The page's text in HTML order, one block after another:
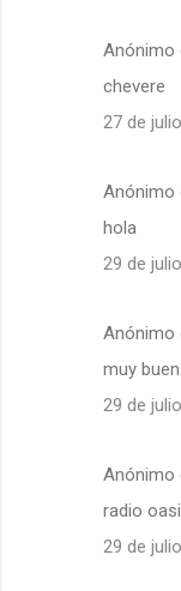
Anónimo
chevere
27 de
Anónimo
hola
29 de
Anónimo
muy
29 de
Anónimo
radio
29 de